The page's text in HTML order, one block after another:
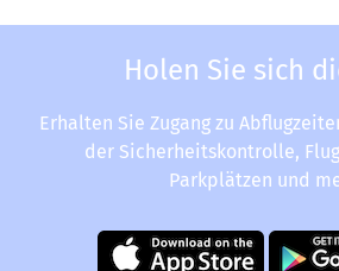
Holen Sie sich
Erhalten Sie Zugang zu
der Sicherheitskontrolle,
Parkplätzen und